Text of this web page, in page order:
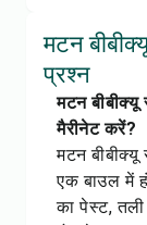
मटन
प्रश्न
मटन
मैरीनेट करें?
मटन
एक बाउल में
का पेस्ट, तली